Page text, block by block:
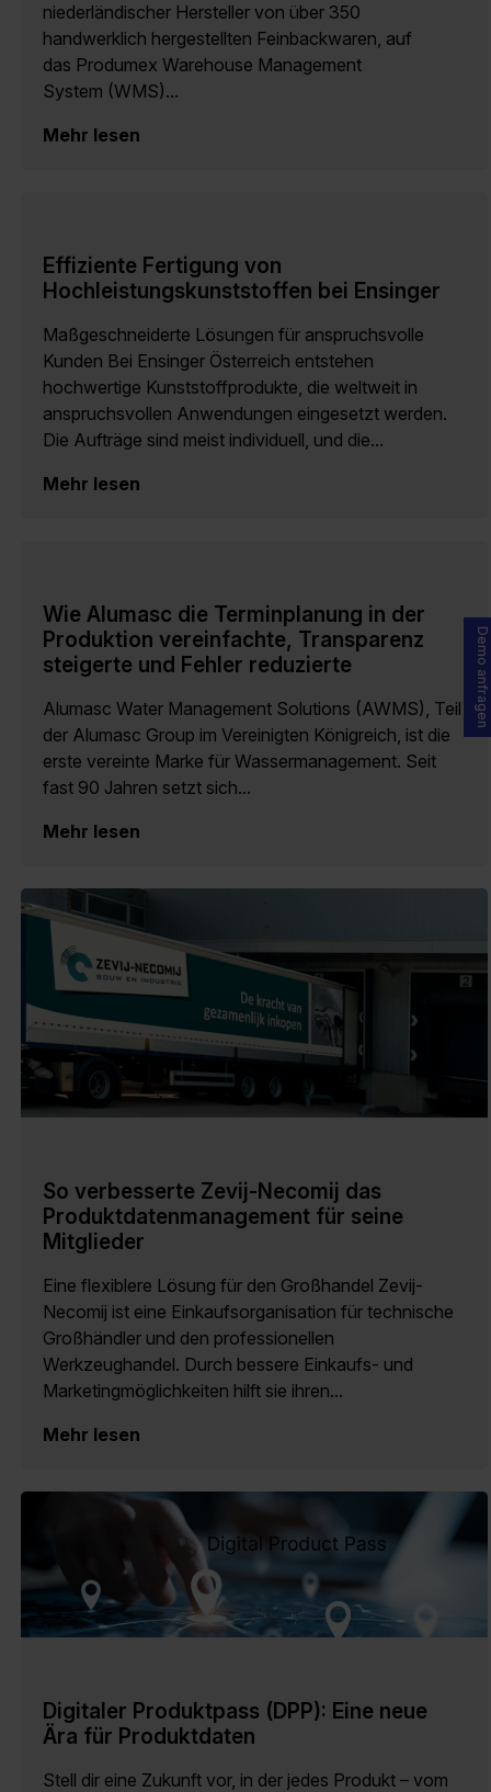
niederländischer Hersteller von über 350
handwerklich hergestellten Feinbackwaren, auf
das Produmex Warehouse Management
System (WMS)...
Mehr lesen
Effiziente Fertigung von
Hochleistungskunststoffen bei Ensinger
Maßgeschneiderte Lösungen für anspruchsvolle
Kunden Bei Ensinger Österreich entstehen
hochwertige Kunststoffprodukte, die weltweit in
anspruchsvollen Anwendungen eingesetzt werden.
Die Aufträge sind meist individuell, und die...
Mehr lesen
Wie Alumasc die Terminplanung in der
Produktion vereinfachte, Transparenz
steigerte und Fehler reduzierte
Alumasc Water Management Solutions (AWMS), Teil
der Alumasc Group im Vereinigten Königreich, ist die
erste vereinte Marke für Wassermanagement. Seit
fast 90 Jahren setzt sich...
Mehr lesen
So verbesserte Zevij-Necomij das
Produktdatenmanagement für seine
Mitglieder
Eine flexiblere Lösung für den Großhandel Zevij-
Necomij ist eine Einkaufsorganisation für technische
Großhändler und den professionellen
Werkzeughandel. Durch bessere Einkaufs- und
Marketingmöglichkeiten hilft sie ihren...
Mehr lesen
Digitaler Produktpass (DPP): Eine neue
Ära für Produktdaten
Stell dir eine Zukunft vor, in der jedes Produkt – vom
Demo anfragen